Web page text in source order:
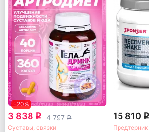
-20%
3 838 q 4 797q
Суставы, связки
15 810 q
Предтерник